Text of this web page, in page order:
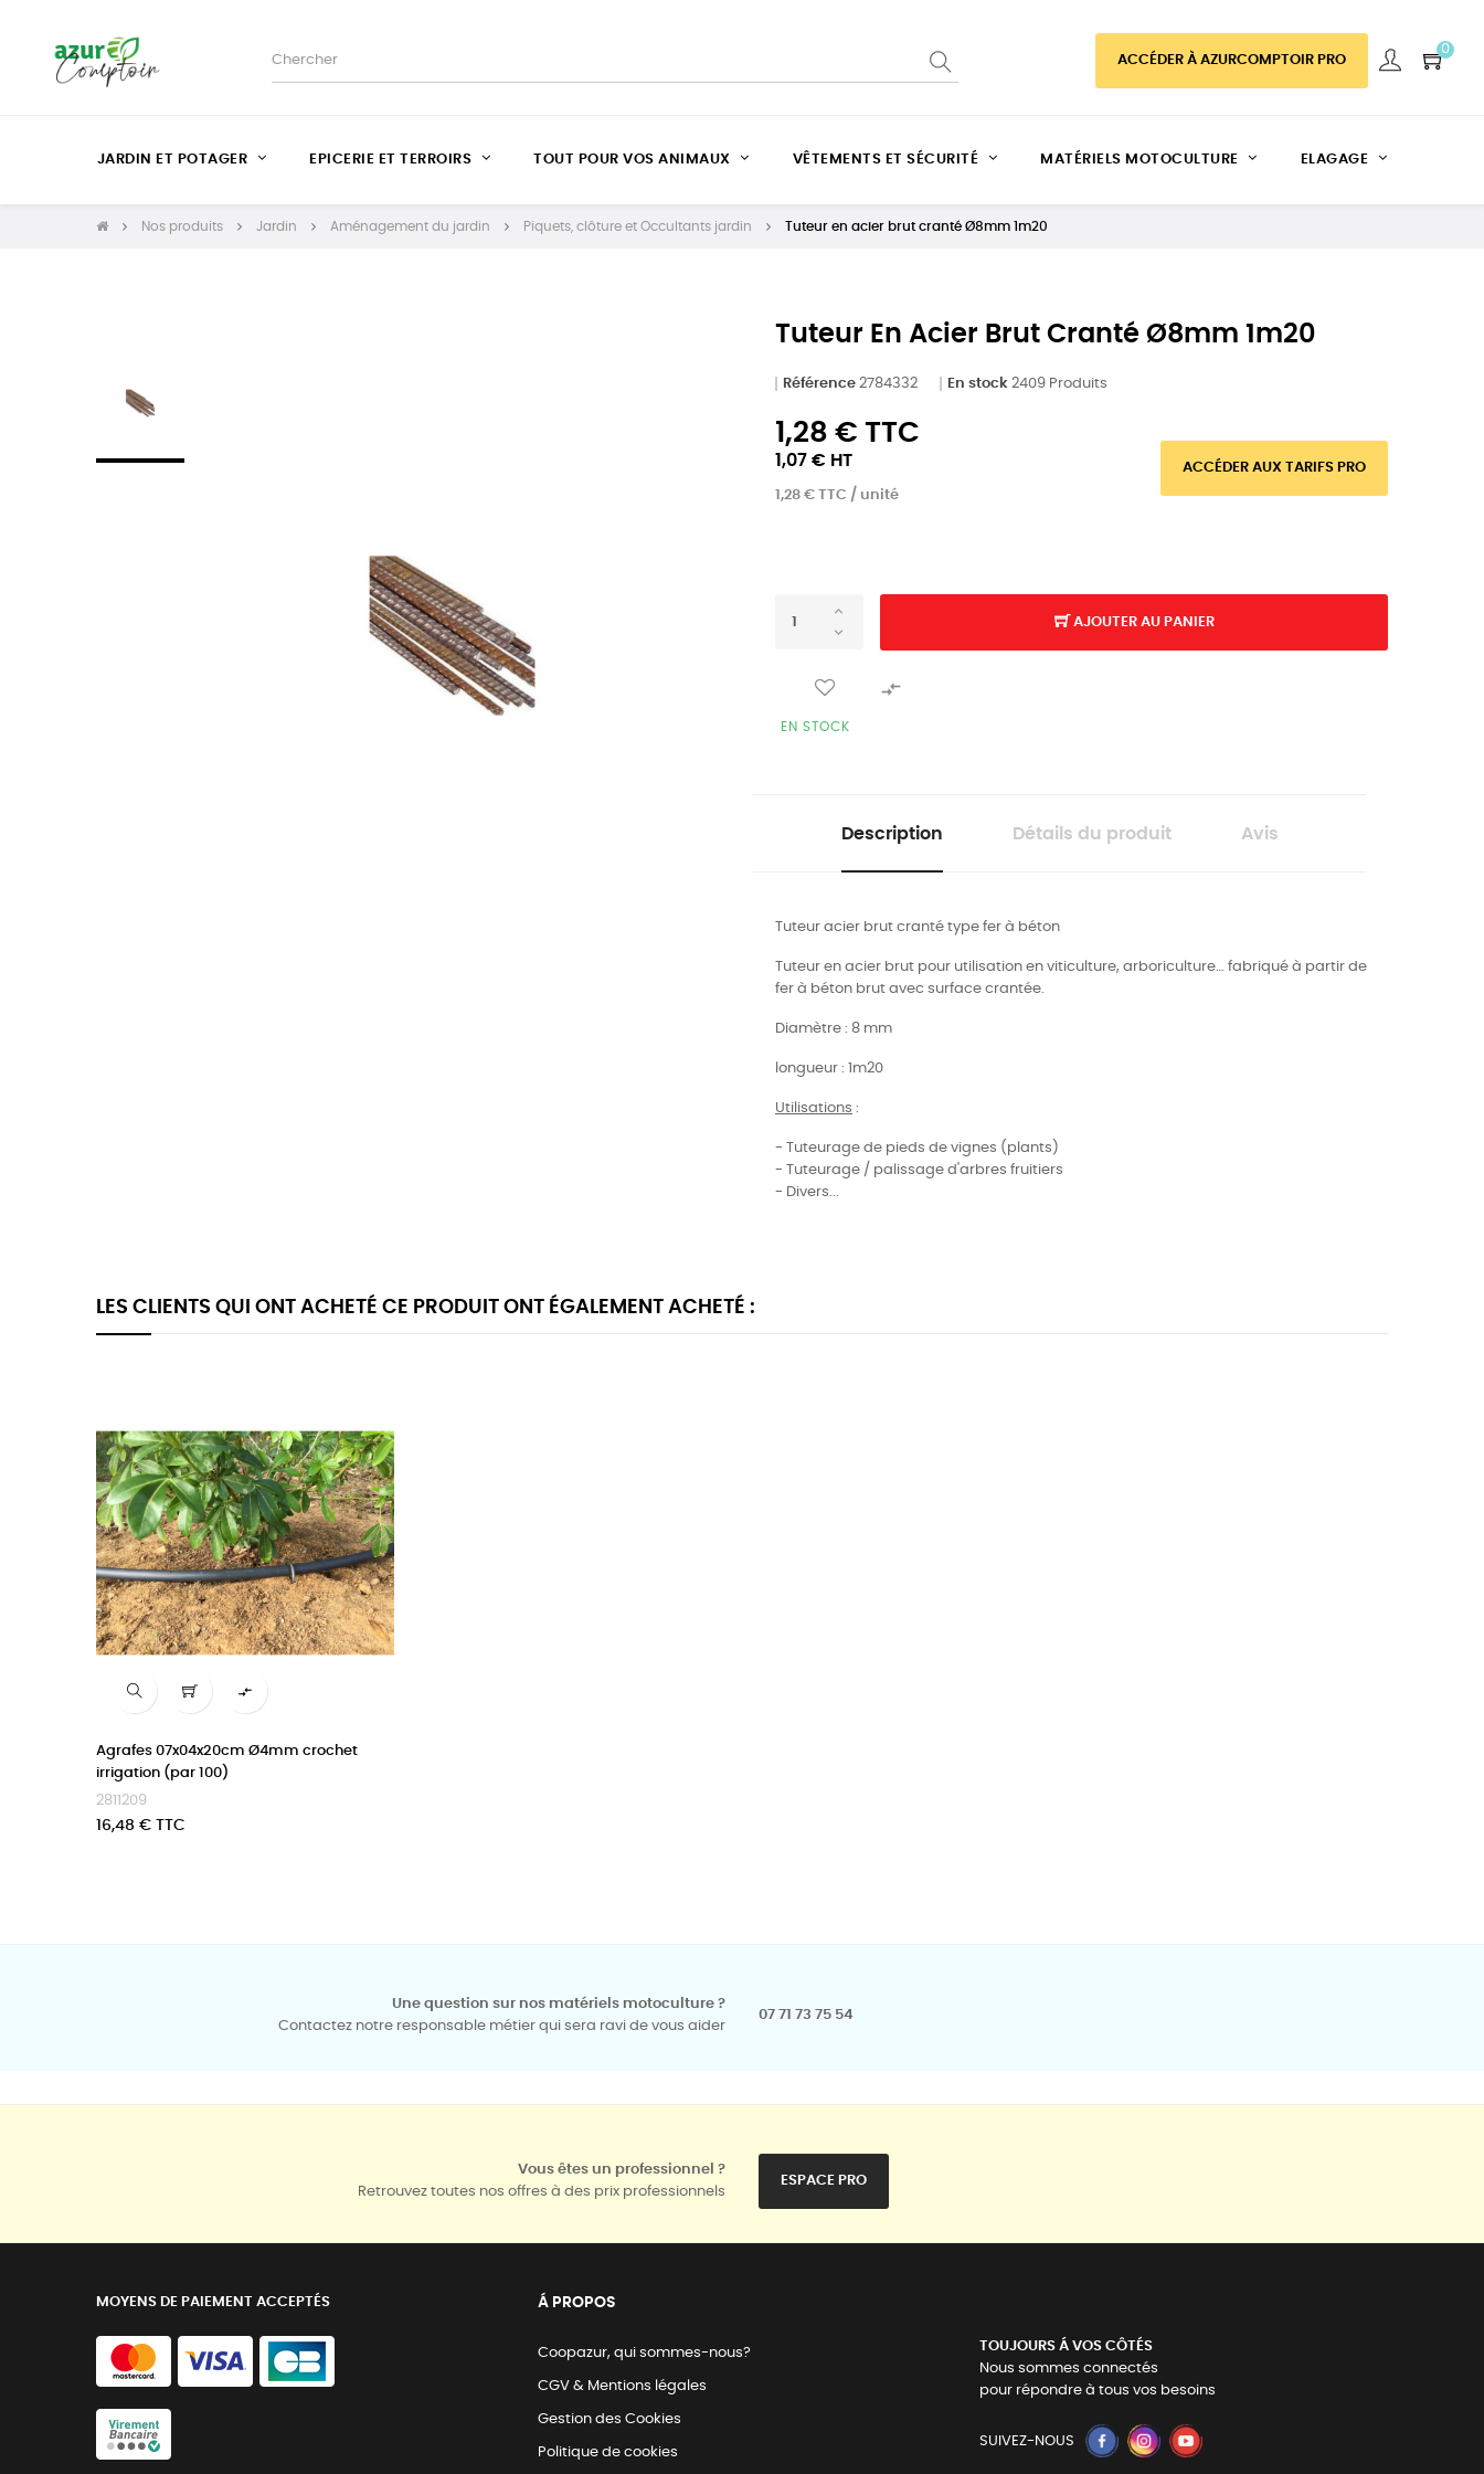
ACCÉDER À AZURCOMPTOIR PRO
0
JARDIN ET POTAGER EPICERIE ET TERROIRS TOUT POUR VOS ANIMAUX VÊTEMENTS ET SÉCURITÉ MATÉRIELS MOTOCULTURE ELAGAGE
Nos produits Jardin Aménagement du jardin Piquets, clôture et Occultants jardin Tuteur en acier brut cranté Ø8mm 1m20
Tuteur En Acier Brut Cranté Ø8mm 1m20
Référence 2784332 En stock 2409 Produits
1,28 € TTC
1,07 € HT
1,28 € TTC / unité
ACCÉDER AUX TARIFS PRO
AJOUTER AU PANIER

EN STOCK
Description Détails du produit Avis
Tuteur acier brut cranté type fer à béton
Tuteur en acier brut pour utilisation en viticulture, arboriculture… fabriqué à partir de
fer à béton brut avec surface crantée.
Diamètre : 8 mm
longueur : 1m20
Utilisations :
- Tuteurage de pieds de vignes (plants)
- Tuteurage / palissage d'arbres fruitiers
- Divers...
LES CLIENTS QUI ONT ACHETÉ CE PRODUIT ONT ÉGALEMENT ACHETÉ :

Agrafes 07x04x20cm Ø4mm crochet
irrigation (par 100)
2811209
Prix
16,48 € TTC
Une question sur nos matériels motoculture ?
Contactez notre responsable métier qui sera ravi de vous aider
07 71 73 75 54
Vous êtes un professionnel ?
Retrouvez toutes nos offres à des prix professionnels
ESPACE PRO
MOYENS DE PAIEMENT ACCEPTÉS Á PROPOS
Coopazur, qui sommes-nous?
CGV & Mentions légales
Gestion des Cookies
Politique de cookies
TOUJOURS Á VOS CÔTÉS
Nous sommes connectés
pour répondre à tous vos besoins
SUIVEZ-NOUS